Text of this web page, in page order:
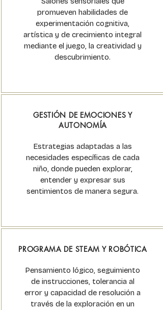
promueven habilidades de
experimentación cognitiva,
artística y de crecimiento integral
mediante el juego, la creatividad y
descubrimiento.
GESTIÓN DE EMOCIONES Y
AUTONOMÍA
Estrategias adaptadas a las
necesidades específicas de cada
niño, donde pueden explorar,
entender y expresar sus
sentimientos de manera segura.
PROGRAMA DE STEAM Y ROBÓTICA
Pensamiento lógico, seguimiento
de instrucciones, tolerancia al
error y capacidad de resolución a
través de la exploración en un